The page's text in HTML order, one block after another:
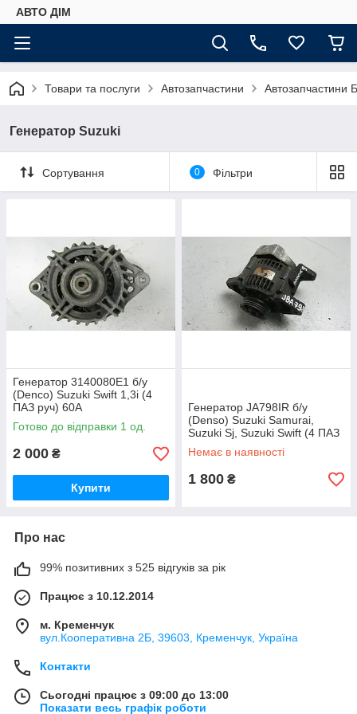
АВТО ДIМ
Товари та послуги Автозапчастини Автозапчастини
Генератор Suzuki
Сортування 0 Фільтри
Генератор 3140080E1 б/у
(Denco) Suzuki Swift 1,3i (4
ПАЗ руч) 60А
Готово до відправки 1 од.
2 000 ₴
Купити
Генератор JA798IR б/у
(Denso) Suzuki Samurai,
Suzuki Sj, Suzuki Swift (4 ПАЗ
руч) 50А
Немає в наявності
1 800 ₴
Про нас
99% позитивних з 525 відгуків за рік
Працює з 10.12.2014
м. Кременчук
вул.Кооперативна 2Б, 39603, Кременчук, Україна
Контакти
Сьогодні працює з 09:00 до 13:00
Показати весь графік роботи